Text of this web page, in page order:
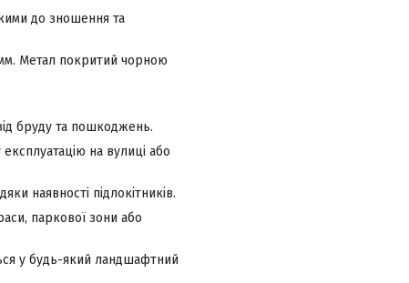
до зношення та
Метал покритий чорною
бруду та пошкоджень.
на вулиці або
наявності підлокітників.
паркової зони або
у будь-який ландшафтний